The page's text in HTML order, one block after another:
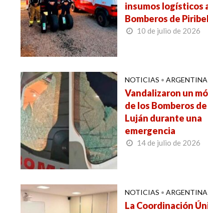
insumos logísticos
Bomberos de
10 de julio de 2026
NOTICIAS • ARGENTINA
Vandalizaron un
de los Bomberos de
Luján durante una
emergencia
14 de julio de 2026
NOTICIAS • ARGENTINA
La Coordinación